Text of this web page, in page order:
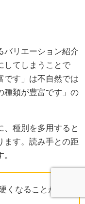
バリエーション紹介
してしまうことで
です」は不自然では
種類が豊富です」の
、種別を多用すると
ます。読み手との距
くなることがあ